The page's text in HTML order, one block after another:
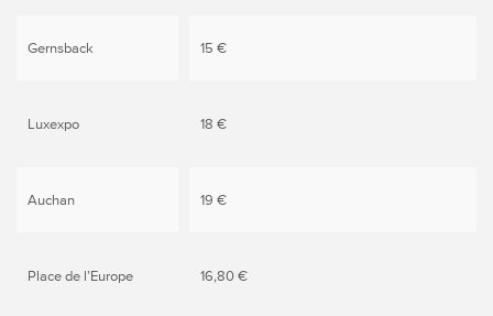
Gernsback 15 €
Luxexpo 18 €
Auchan 19 €
Place de l’Europe 16,80 €